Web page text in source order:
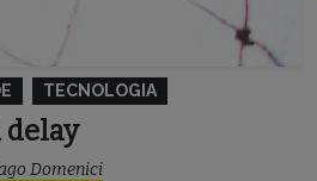
TECNOLOGIA
delay
Domenici